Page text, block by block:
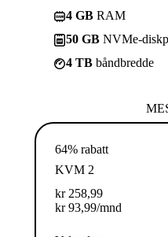
4 GB RAM
50 GB NVMe-
4 TB båndbredde
64% rabatt
KVM 2
kr 258,99
kr 93,99/mnd